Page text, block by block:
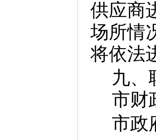
供应商
场所情
将依法
九、
市财
市政